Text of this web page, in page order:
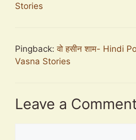
Stories
Pingback:वो हसीन शाम- Hindi
Vasna Stories
Leave a